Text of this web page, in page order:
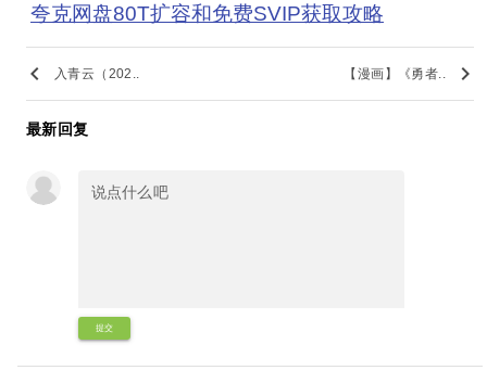
夸克网盘80T扩容和免费SVIP获取攻略
keyboard_arrow_left 入青云（202.. 【漫画】《勇者.. keyboard_arrow_right
最新回复
提交